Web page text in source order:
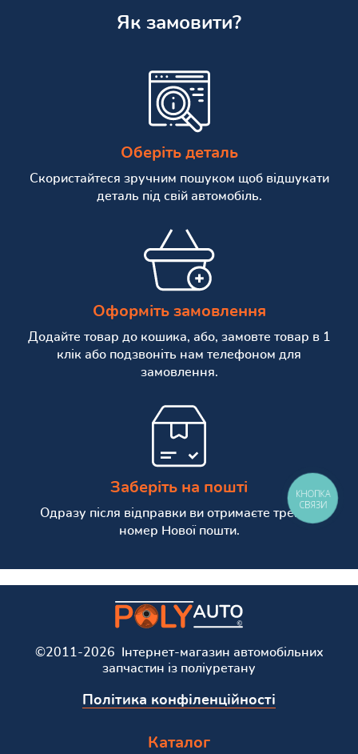
Як замовити?
Оберіть деталь
Скористайтеся зручним пошуком щоб відшукати
деталь під свій автомобіль.
Оформіть замовлення
Додайте товар до кошика, або, замовте товар в 1
клік або подзвоніть нам телефоном для
замовлення.
Заберіть на пошті
Одразу після відправки ви отримаєте трекінг
номер Нової пошти.
©2011-2026 Інтернет-магазин автомобільних
запчастин із поліуретану
Політика конфіленційності
Каталог
КНОПКА
СВЯЗИ